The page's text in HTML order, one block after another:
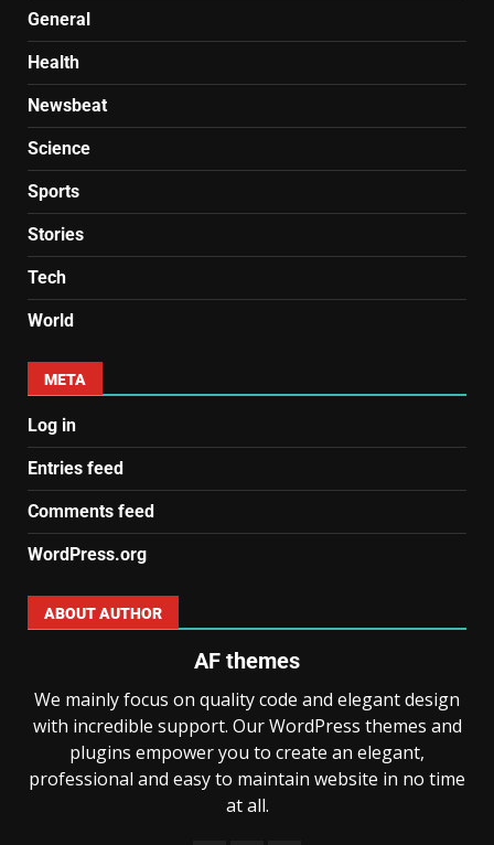
General
Health
Newsbeat
Science
Sports
Stories
Tech
World
META
Log in
Entries feed
Comments feed
WordPress.org
ABOUT AUTHOR
AF themes
We mainly focus on quality code and elegant design
with incredible support. Our WordPress themes and
plugins empower you to create an elegant,
professional and easy to maintain website in no time
at all.